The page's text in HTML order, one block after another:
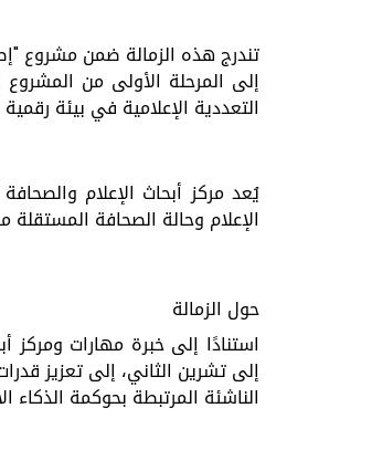
تندرج هذه الزمالة ضمن مشروع
إلى المرحلة الأولى من
التعددية الإعلامية في بيئة
الإعلام وحالة الصحافة المستقلة
حول الزمالة
استنادًا إلى خبرة مهارات ومركز
إلى تشرين الثاني، إلى تعزيز
الناشئة المرتبطة بحوكمة